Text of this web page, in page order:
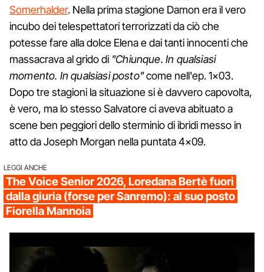
Somerhalder. Nella prima stagione Damon era il vero
incubo dei telespettatori terrorizzati da ciò che
potesse fare alla dolce Elena e dai tanti innocenti che
massacrava al grido di "Chiunque. In qualsiasi
momento. In qualsiasi posto"come nell'ep. 1×03.
Dopo tre stagioni la situazione si è davvero capovolta,
è vero, ma lo stesso Salvatore ci aveva abituato a
scene ben peggiori dello sterminio di ibridi messo in
atto da Joseph Morgan nella puntata 4×09.
LEGGI ANCHE
The Voice Senior 2026, Loredana Bertè fuori
dalla giuria (forse per Sanremo): al suo posto
Fiorella Mannoia